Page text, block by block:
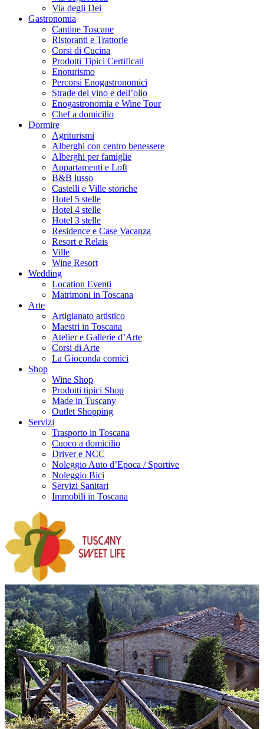
Via degli Dei
Gastronomia
Cantine Toscane
Ristoranti e Trattorie
Corsi di Cucina
Prodotti Tipici Certificati
Enoturismo
Percorsi Enogastronomici
Strade del vino e dell’olio
Enogastronomia e Wine Tour
Chef a domicilio
Dormire
Agriturismi
Alberghi con centro benessere
Alberghi per famiglie
Appartamenti e Loft
B&B lusso
Castelli e Ville storiche
Hotel 5 stelle
Hotel 4 stelle
Hotel 3 stelle
Residence e Case Vacanza
Resort e Relais
Ville
Wine Resort
Wedding
Location Eventi
Matrimoni in Toscana
Arte
Artigianato artistico
Maestri in Toscana
Atelier e Gallerie d’Arte
Corsi di Arte
La Gioconda cornici
Shop
Wine Shop
Prodotti tipici Shop
Made in Tuscany
Outlet Shopping
Servizi
Trasporto in Toscana
Cuoco a domicilio
Driver e NCC
Noleggio Auto d’Epoca / Sportive
Noleggio Bici
Servizi Sanitari
Immobili in Toscana